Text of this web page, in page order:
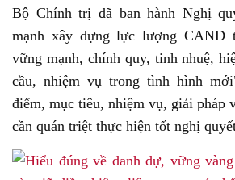
Bộ Chính trị đã ban hành Nghị
mạnh xây dựng lực lượng CAND
vững mạnh, chính quy, tinh nhuệ,
cầu, nhiệm vụ trong tình hình
điểm, mục tiêu, nhiệm vụ, giải pháp
cần quán triệt thực hiện tốt nghị